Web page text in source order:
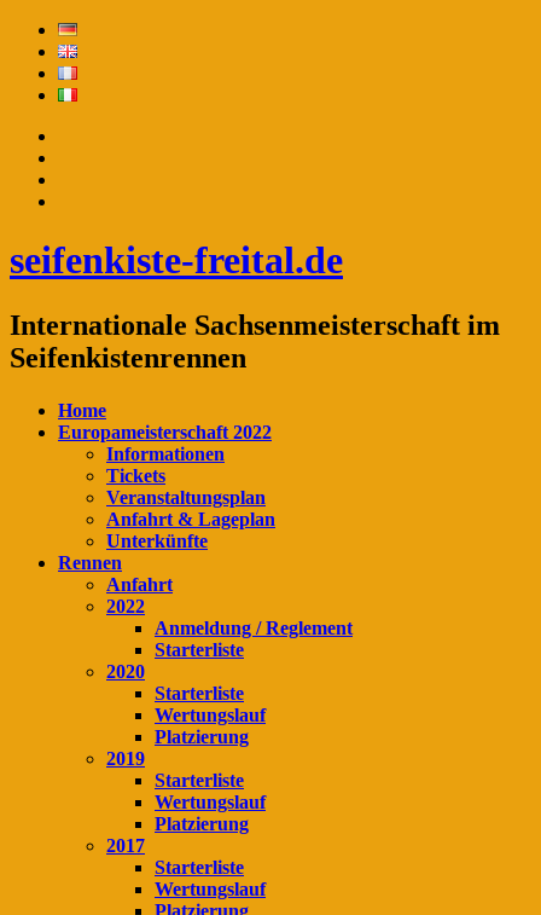
seifenkiste-freital.de
Internationale Sachsenmeisterschaft im
Seifenkistenrennen
Home
Europameisterschaft 2022
Informationen
Tickets
Veranstaltungsplan
Anfahrt & Lageplan
Unterkünfte
Rennen
Anfahrt
2022
Anmeldung / Reglement
Starterliste
2020
Starterliste
Wertungslauf
Platzierung
2019
Starterliste
Wertungslauf
Platzierung
2017
Starterliste
Wertungslauf